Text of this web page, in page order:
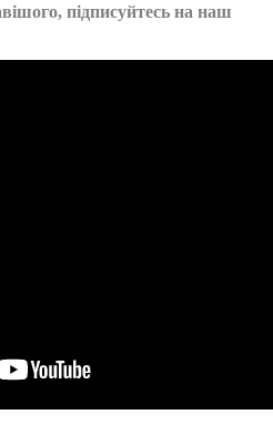
підписуйтесь на наш